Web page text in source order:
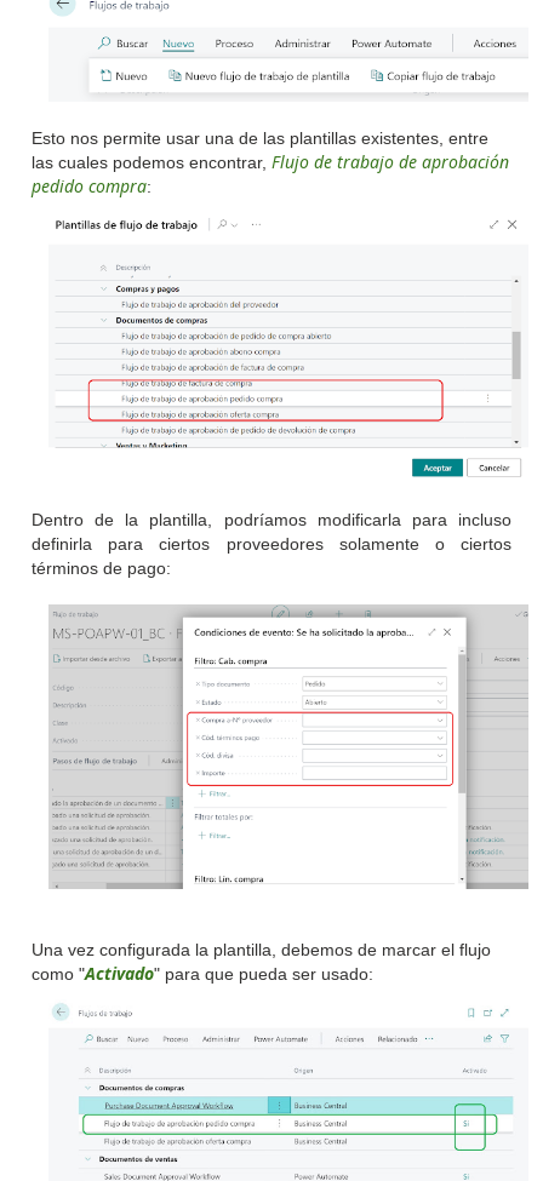
Esto nos permite usar una de las plantillas existentes, entre
las cuales podemos encontrar, Flujo de trabajo de aprobación
pedido compra:
Dentro de la plantilla, podríamos modificarla para incluso
definirla para ciertos proveedores solamente o ciertos
términos de pago:
Una vez configurada la plantilla, debemos de marcar el flujo
como "Activado" para que pueda ser usado: